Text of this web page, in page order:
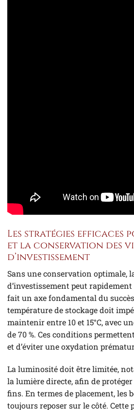
Les stratégies efficaces
et la conservation des
d’investissement
Sans une conservation optimale,
d’investissement peut rapidement
fait un axe fondamental du
température de stockage doit
maintenir entre 10 et 15°C, avec
de 70 %. Ces conditions
et d’éviter une oxydation
La luminosité doit être limitée,
la lumière directe, afin de
fins. En termes de placement, les
toujours reposer sur le côté. Cette